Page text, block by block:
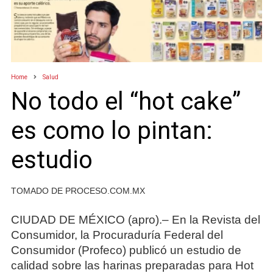
Home Salud
No todo el “hot cake”
es como lo pintan:
estudio
TOMADO DE PROCESO.COM.MX
CIUDAD DE MÉXICO (apro).– En la Revista del
Consumidor, la Procuraduría Federal del
Consumidor (Profeco) publicó un estudio de
calidad sobre las harinas preparadas para Hot